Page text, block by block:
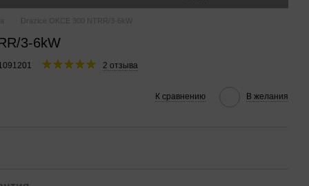
Drazice OKCE 300 NTRR/3-6kW
3-6kW
2 отзыва
К сравнению В желания